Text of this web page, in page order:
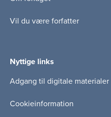
Vil du være forfatter
Nyttige links
Adgang til digitale materialer
Cookieinformation